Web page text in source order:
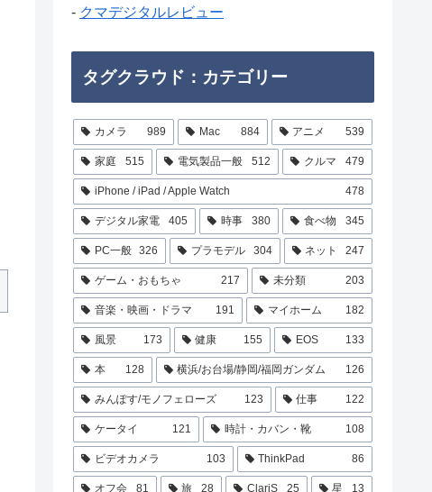
- クマデジタルレビュー
タグクラウド：カテゴリー
カメラ 989 Mac 884 アニメ 539
家庭 515 電気製品一般 512 クルマ 479
iPhone / iPad / Apple Watch 478
デジタル家電 405 時事 380 食べ物 345
PC一般 326 プラモデル 304 ネット 247
ゲーム・おもちゃ 217 未分類 203
音楽・映画・ドラマ 191 マイホーム 182
風景 173 健康 155 EOS 133
本 128 横浜/お台場/静岡/福岡ガンダム 126
みんぽす/モノフェローズ 123 仕事 122
ケータイ 121 時計・カバン・靴 108
ビデオカメラ 103 ThinkPad 86
オフ会 81 旅 28 ClariS 25 星 13